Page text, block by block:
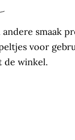
smaak
voor
de winkel.